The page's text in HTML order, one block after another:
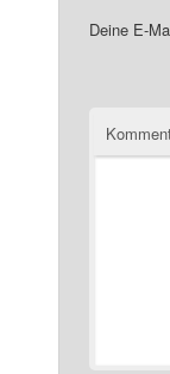
Deine E-